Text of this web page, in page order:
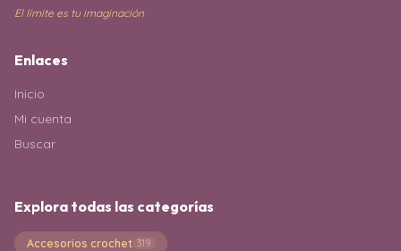
El límite es tu imaginación
Enlaces
Inicio
Mi cuenta
Buscar
Explora todas las categorías
Accesorios crochet 319